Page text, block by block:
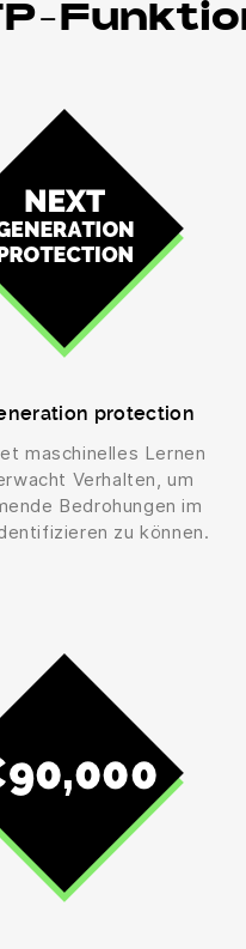
protection
maschinelles Lernen
Verhalten, um
Bedrohungen im
zu können.